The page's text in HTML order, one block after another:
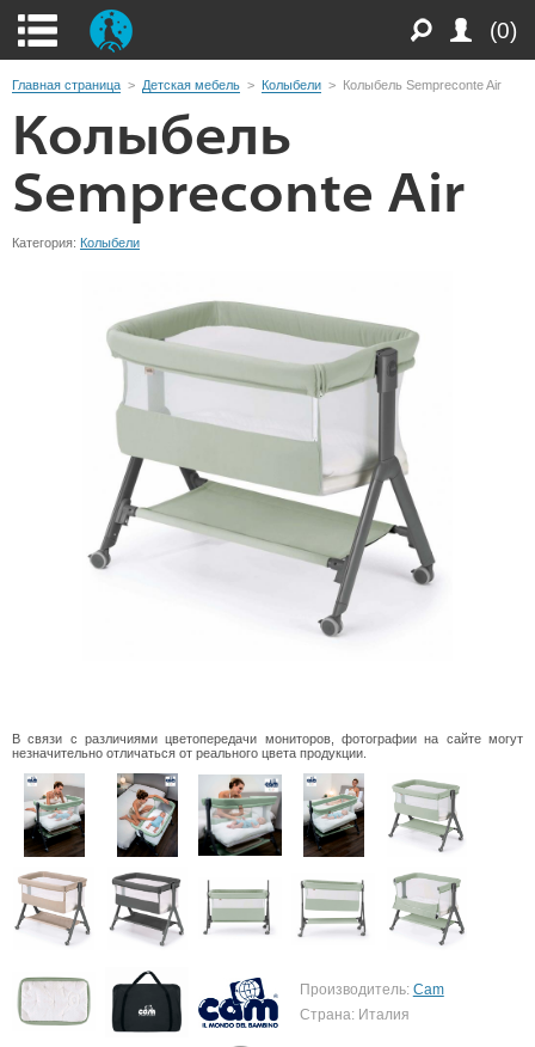
(0)
Главная страница > Детская мебель > Колыбели > Колыбель Sempreconte Air
Колыбель
Sempreconte Air
Категория: Колыбели
В связи с различиями цветопередачи мониторов, фотографии на сайте могут
незначительно отличаться от реального цвета продукции.
Производитель: Cam
Страна: Италия